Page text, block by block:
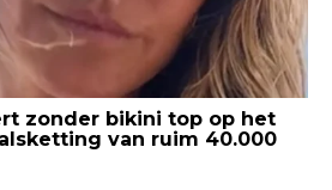
zonder bikini top op het
van ruim 40.000